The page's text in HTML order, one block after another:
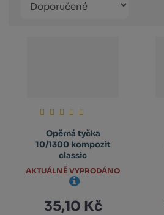
produktů
Opěrná tyčka
10/1300 kompozit
classic
35,10 Kč
AKTUÁLNĚ VYPRODÁNO